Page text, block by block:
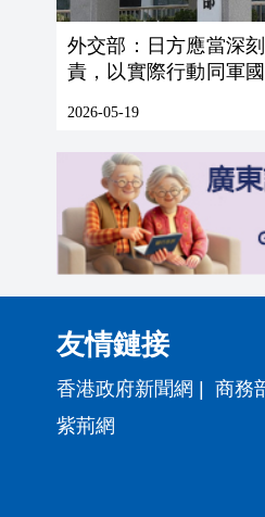
外交部：日方應當深
責，以實際行動同軍
2026-05-19
友情鏈接
香港政府新聞網 商務
紫荊網